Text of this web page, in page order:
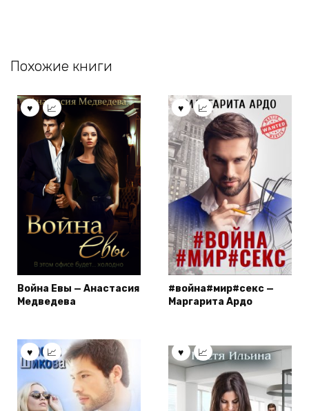
Похожие книги
Война Евы — Анастасия
Медведева
#война#мир#секс —
Маргарита Ардо